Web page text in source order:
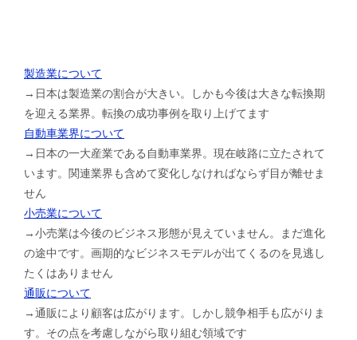
製造業について
→日本は製造業の割合が大きい。しかも今後は大きな転換期
を迎える業界。転換の成功事例を取り上げてます
自動車業界について
→日本の一大産業である自動車業界。現在岐路に立たされて
います。関連業界も含めて変化しなければならず目が離せま
せん
小売業について
→小売業は今後のビジネス形態が見えていません。まだ進化
の途中です。画期的なビジネスモデルが出てくるのを見逃し
たくはありません
通販について
→通販により顧客は広がります。しかし競争相手も広がりま
す。その点を考慮しながら取り組む領域です